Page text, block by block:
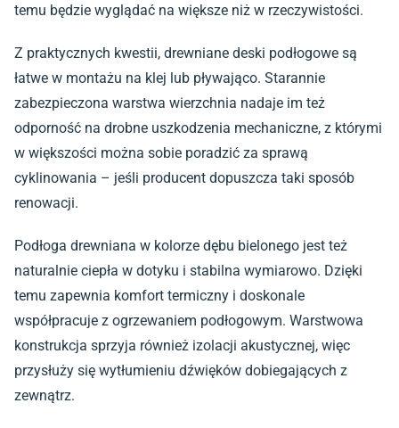
temu będzie wyglądać na większe niż w rzeczywistości.
Z praktycznych kwestii, drewniane deski podłogowe są
łatwe w montażu na klej lub pływająco. Starannie
zabezpieczona warstwa wierzchnia nadaje im też
odporność na drobne uszkodzenia mechaniczne, z którymi
w większości można sobie poradzić za sprawą
cyklinowania – jeśli producent dopuszcza taki sposób
renowacji.
Podłoga drewniana w kolorze dębu bielonego jest też
naturalnie ciepła w dotyku i stabilna wymiarowo. Dzięki
temu zapewnia komfort termiczny i doskonale
współpracuje z ogrzewaniem podłogowym. Warstwowa
konstrukcja sprzyja również izolacji akustycznej, więc
przysłuży się wytłumieniu dźwięków dobiegających z
zewnątrz.